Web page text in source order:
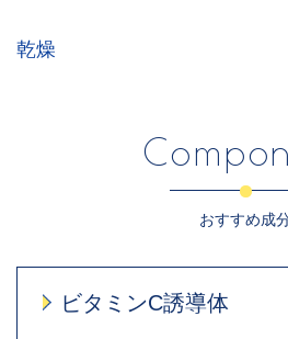
乾燥
おすすめ成
ビタミンC誘導体